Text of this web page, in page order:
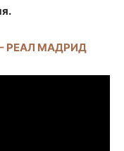
РЕАЛ МАДРИД